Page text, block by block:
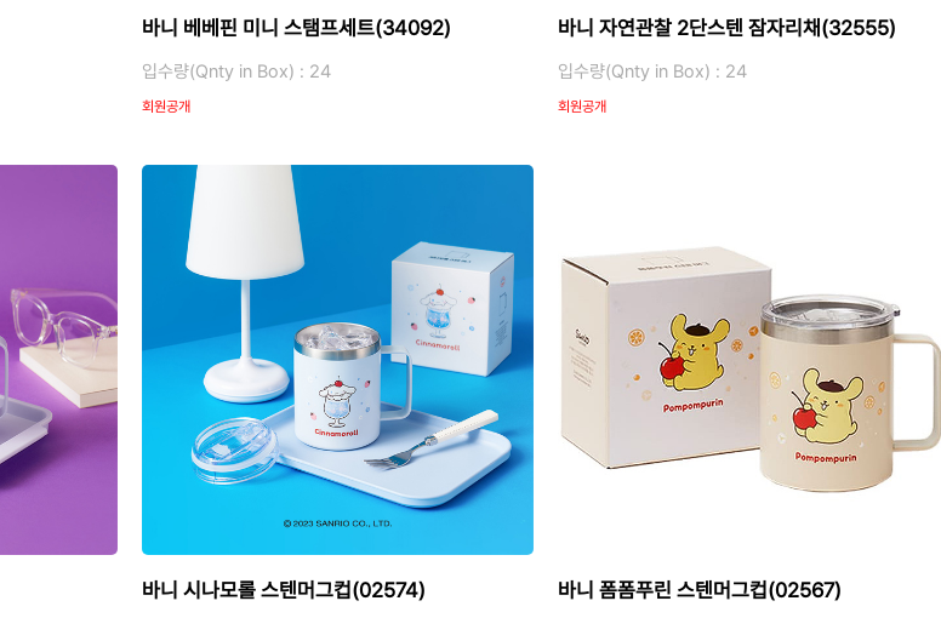
바니 베베핀 미니 스탬프세트(34092)
입수량(Qnty in Box) : 24
회원공개
바니 자연관찰 2단스텐 잠자리채(32555)
입수량(Qnty in Box) : 24
회원공개
바니 시나모롤 스텐머그컵(02574) 바니 폼폼푸린 스텐머그컵(02567)